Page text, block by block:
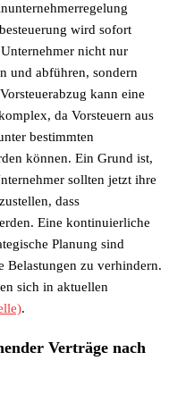
wird sofort
nicht nur
und abführen, sondern
kann eine
da Vorsteuern aus
bestimmten
können. Ein Grund ist,
sollten jetzt ihre
dass
Eine kontinuierliche
Planung sind
Belastungen zu verhindern.
sich in aktuellen
.
Verträge nach